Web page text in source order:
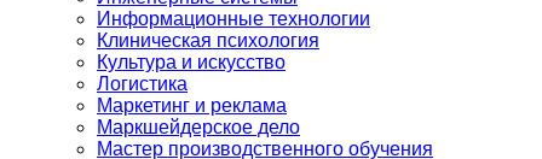
Информационные технологии
Клиническая психология
Культура и искусство
Логистика
Маркетинг и реклама
Маркшейдерское дело
Мастер производственного обучения